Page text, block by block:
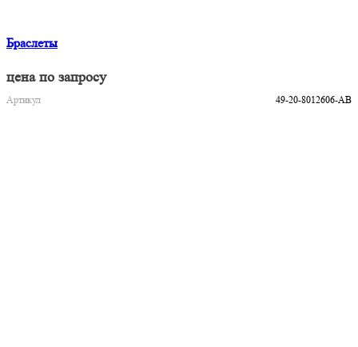
Браслеты
цена по запросу
Артикул 49-20-8012606-AB